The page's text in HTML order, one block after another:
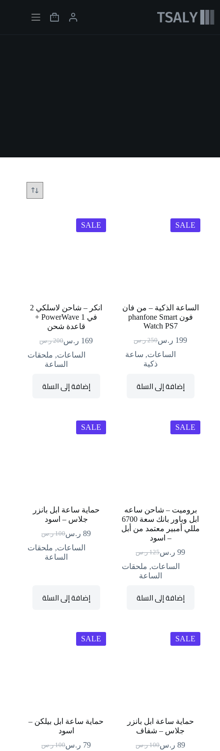
المحتوى
Shopping
SALE
الساعة الذكية – من فان
فون phanfone Smart
Watch PS7
250 ر.سالسعر
الأصلي
هو:
199 ر.سالسعر
الحالي
هو:
الساعات, ساعة
ذكية
إضافة إلى السلة
SALE
انكر – شاحن لاسلكي 2
في 1 PowerWave +
قاعدة شحن
200 ر.سالسعر
الأصلي
هو:
169 ر.سالسعر
الحالي
هو:
الساعات, ملحقات
الساعة
إضافة إلى السلة
SALE
بروميت – شاحن ساعه
ابل وباور بانك سعة 6700
مللي أمبير معتمد من أبل
– اسود
125 ر.سالسعر
الأصلي
هو:
99 ر.سالسعر
الحالي
هو:
الساعات, ملحقات
الساعة
إضافة إلى السلة
SALE
حماية ساعة ابل بانزر
جلاس – اسود
100 ر.سالسعر
الأصلي
هو:
89 ر.سالسعر
الحالي
هو:
الساعات, ملحقات
الساعة
إضافة إلى السلة
SALE
حماية ساعة ابل بانزر
جلاس – شفاف
100 ر.سالسعر
89 ر.سالسعر
SALE
حماية ساعة ابل بيلكن –
اسود
100 ر.سالسعر
79 ر.سالسعر